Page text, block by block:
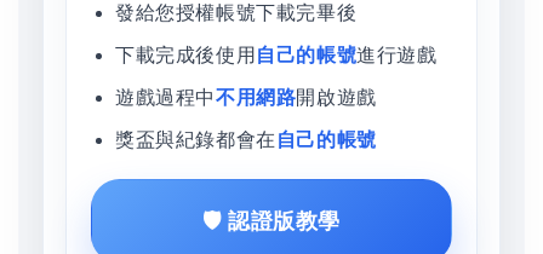
發給您授權帳號下載完畢後
下載完成後使用 自己的帳號進行遊戲
遊戲過程中不用網路開啟遊戲
獎盃與紀錄都會在 自己的帳號
🛡️ 認證版教學